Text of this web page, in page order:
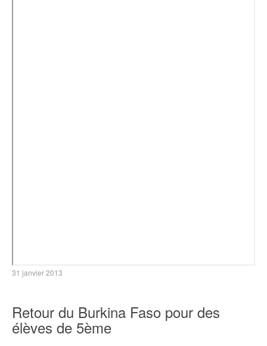
31 janvier 2013
Retour du Burkina Faso pour des
élèves de 5ème